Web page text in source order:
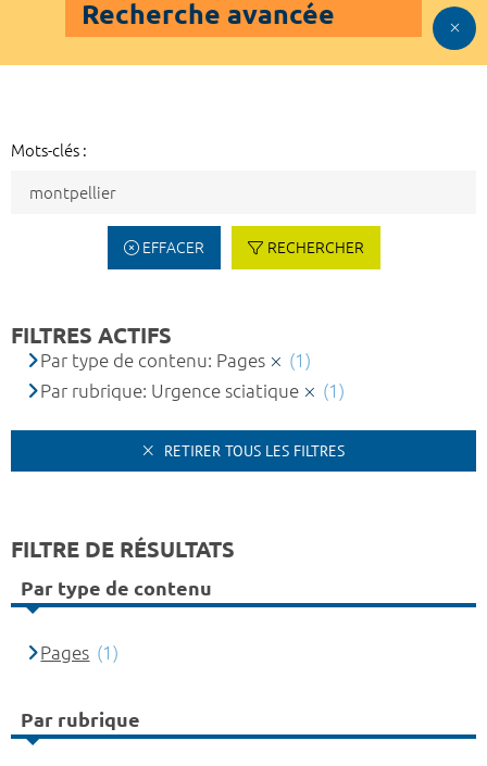
Recherche avancée
Mots-clés :
EFFACER RECHERCHER
FILTRES ACTIFS
Par type de contenu: Pages
(1)
Par rubrique: Urgence sciatique
(1)
RETIRER TOUS LES FILTRES
FILTRE DE RÉSULTATS
Par type de contenu
Pages (1)
Par rubrique